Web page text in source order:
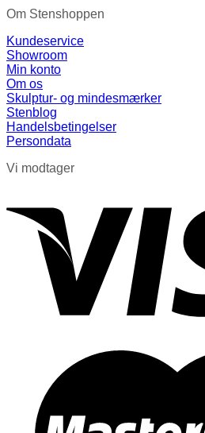
Om Stenshoppen
Kundeservice
Showroom
Min konto
Om os
Skulptur- og mindesmærker
Stenblog
Handelsbetingelser
Persondata
Vi modtager